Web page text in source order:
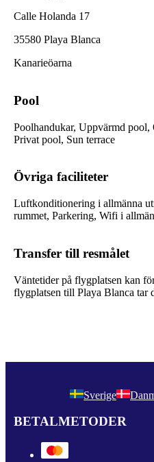
Calle Holanda 17
35580 Playa Blanca
Kanarieöarna
Pool
Poolhandukar, Uppvärmd
Privat pool, Sun terrace
Övriga faciliteter
Luftkonditionering i allmänna
rummet, Parkering, Wifi i
Transfer till resmålet
Väntetider på flygplatsen kan
flygplatsen till Playa Blanca tar
Sverige
BETALMETODER